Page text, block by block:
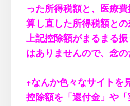
った所得税額と、医療
算し直した所得税額との
上記控除額がまるまる
はありませんので、念の
↑なんか色々なサイトを
控除額を「還付金」や